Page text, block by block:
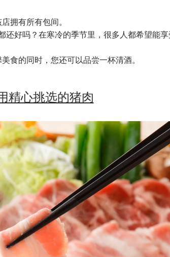
拥有所有包间。
还好吗？在寒冷的季节里，很多人都希望能
食的同时，您还可以品尝一杯清酒。
精心挑选的猪肉